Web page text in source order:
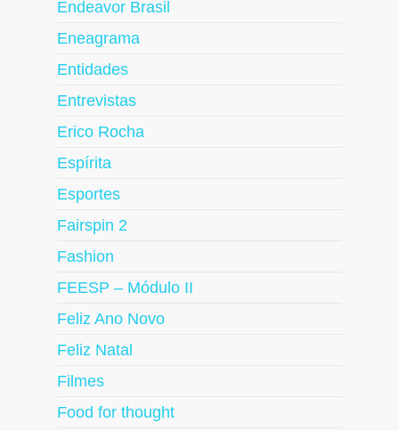
Endeavor Brasil
Eneagrama
Entidades
Entrevistas
Erico Rocha
Espírita
Esportes
Fairspin 2
Fashion
FEESP – Módulo II
Feliz Ano Novo
Feliz Natal
Filmes
Food for thought